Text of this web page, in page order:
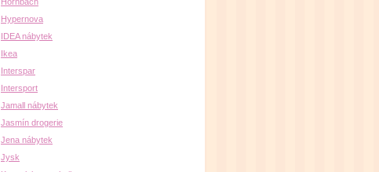
Hypernova
IDEA nábytek
Ikea
Interspar
Intersport
Jamall nábytek
Jasmín drogerie
Jena nábytek
Jysk